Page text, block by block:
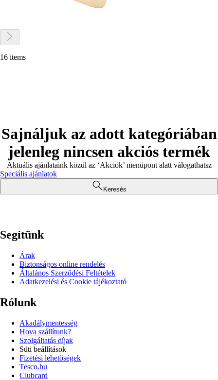
16 items
Sajnáljuk az adott kategóriában
jelenleg nincsen akciós termék
Aktuális ajánlataink közül az ‘Akciók’ menüpont alatt válogathatsz
Speciális ajánlatok
Keresés
Segítünk
Árak
Biztonságos online rendelés
Általános Szerződési Feltételek
Adatkezelési és Cookie tájékoztató
Rólunk
Akadálymentesség
Hova szállítunk?
Szolgáltatás díjak
Süti beállítások
Fizetési lehetőségek
Tesco.hu
Clubcard